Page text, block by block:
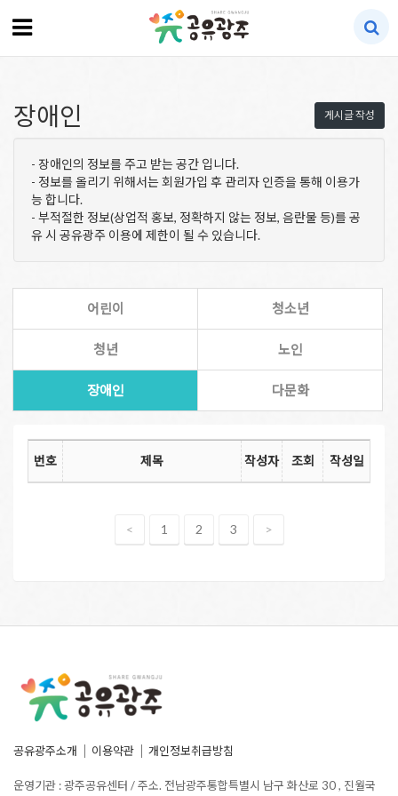
게시글 작성
장애인
- 장애인의 정보를 주고 받는 공간 입니다.
- 정보를 올리기 위해서는 회원가입 후 관리자 인증을 통해 이용가
능 합니다.
- 부적절한 정보(상업적 홍보, 정확하지 않는 정보, 음란물 등)를 공
유 시 공유광주 이용에 제한이 될 수 있습니다.
어린이 청소년
청년 노인
장애인 다문화
번호 제목 작성자 조회 작성일
< 1 2 3 >
공유광주소개 이용약관 개인정보취급방침
운영기관 : 광주공유센터 / 주소. 전남광주통합특별시 남구 화산로 30 , 진월국